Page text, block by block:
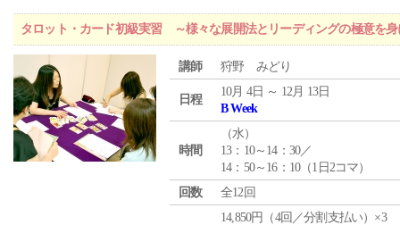
タロット・カード初級実習 ～様々な展開法とリーディングの極意を身
講師 狩野 みどり
日程
10月 4日 ～ 12月 13日
B Week
時間
（水）
13：10～14：30／
14：50～16：10（1日2コマ）
回数
全12回
14,850円（4回／分割支払い）×3